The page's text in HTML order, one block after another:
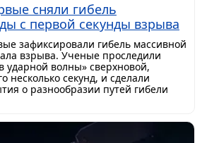
сняли гибель
с первой секунды взрыва
зафиксировали гибель массивной
взрыва. Ученые проследили
волны» сверхновой,
несколько секунд, и сделали
о разнообразии путей гибели